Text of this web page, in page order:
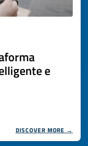
e
DISCOVER MORE →